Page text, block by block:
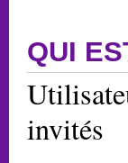
QUI
invités